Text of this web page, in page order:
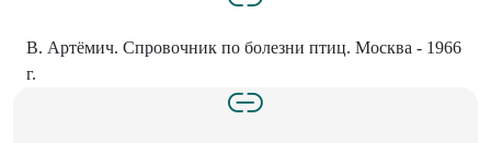
В. Артёмич. Спровочник по болезни птиц. Москва - 1966
г.